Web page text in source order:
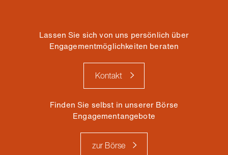
Lassen Sie sich von uns persönlich über
Engagementmöglichkeiten beraten
Kontakt
Finden Sie selbst in unserer Börse
Engagementangebote
zur Börse